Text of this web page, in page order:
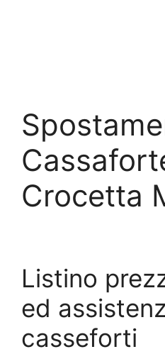
Crocetta
Listino
ed
casseforti